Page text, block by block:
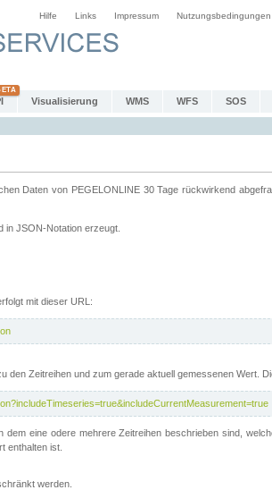
Hilfe Links Impressum Nutzungsbedingungen
Visualisierung WMS WFS SOS
Daten von PEGELONLINE 30 Tage rückwirkend
in JSON-Notation erzeugt.
mit dieser URL:
den Zeitreihen und zum gerade aktuell gemessenen Wert.
dem eine odere mehrere Zeitreihen beschrieben sind,
enthalten ist.
werden.